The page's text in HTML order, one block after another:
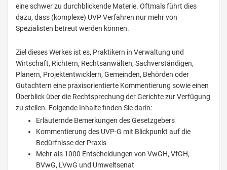
eine schwer zu durchblickende Materie. Oftmals führt dies
dazu, dass (komplexe) UVP Verfahren nur mehr von
Spezialisten betreut werden können.
Ziel dieses Werkes ist es, Praktikern in Verwaltung und
Wirtschaft, Richtern, Rechtsanwälten, Sachverständigen,
Planern, Projektentwicklern, Gemeinden, Behörden oder
Gutachtern eine praxisorientierte Kommentierung sowie einen
Überblick über die Rechtsprechung der Gerichte zur Verfügung
zu stellen. Folgende Inhalte finden Sie darin:
Erläuternde Bemerkungen des Gesetzgebers
Kommentierung des UVP-G mit Blickpunkt auf die
Bedürfnisse der Praxis
Mehr als 1000 Entscheidungen von VwGH, VfGH,
BVwG, LVwG und Umweltsenat